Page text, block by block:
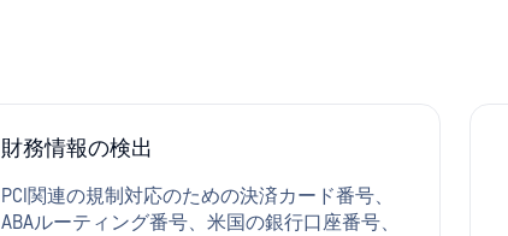
財務情報の検出
PCI関連の規制対応のための決済カード番号、
ABAルーティング番号、米国の銀行口座番号、